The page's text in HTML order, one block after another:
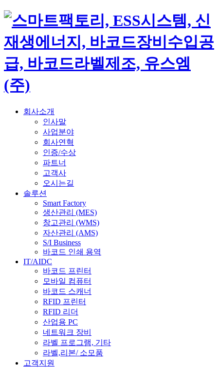
회사소개
인사말
사업분야
회사연혁
인증/수상
파트너
고객사
오시는길
솔루션
Smart Factory
생산관리 (MES)
창고관리 (WMS)
자산관리 (AMS)
S/I Business
바코드 인쇄 용역
IT/AIDC
바코드 프린터
모바일 컴퓨터
바코드 스캐너
RFID 프린터
RFID 리더
산업용 PC
네트워크 장비
라벨 프로그램, 기타
라벨,리본/ 소모품
고객지원